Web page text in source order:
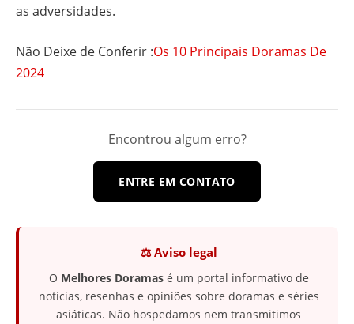
as adversidades.
Não Deixe de Conferir :Os 10 Principais Doramas De
2024
Encontrou algum erro?
ENTRE EM CONTATO
⚖️ Aviso legal
O Melhores Doramasé um portal informativo de
notícias, resenhas e opiniões sobre doramas e séries
asiáticas. Não hospedamos nem transmitimos